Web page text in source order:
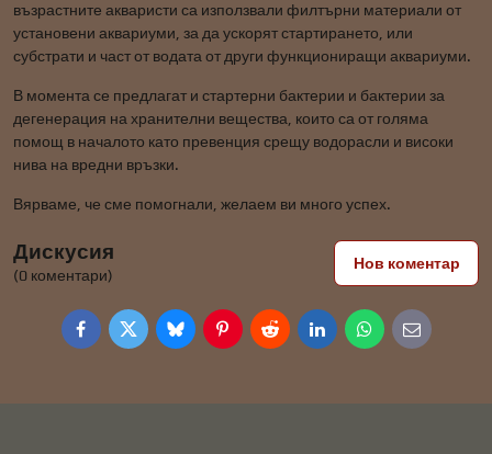
възрастните акваристи са използвали филтърни материали от
установени аквариуми, за да ускорят стартирането, или
субстрати и част от водата от други функциониращи аквариуми.
В момента се предлагат и стартерни бактерии и бактерии за
дегенерация на хранителни вещества, които са от голяма
помощ в началото като превенция срещу водорасли и високи
нива на вредни връзки.
Вярваме, че сме помогнали, желаем ви много успех.
Дискусия
(0 коментари)
Нов коментар
FacebookTwitterBlueskyPinterestRedditLinkedInWhatsApp
E-
mail